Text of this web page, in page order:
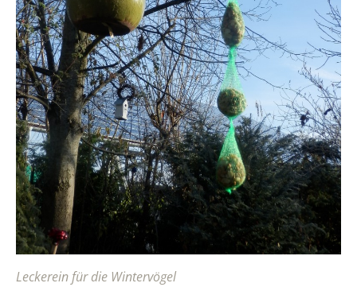
Leckerein für die Wintervögel